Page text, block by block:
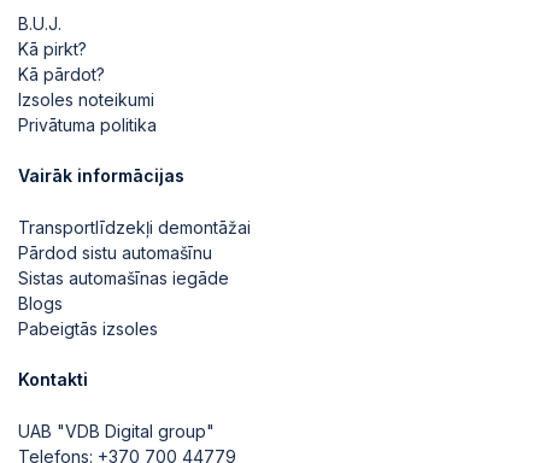
B.U.J.
Kā pirkt?
Kā pārdot?
Izsoles noteikumi
Privātuma politika
Vairāk informācijas
Transportlīdzekļi demontāžai
Pārdod sistu automašīnu
Sistas automašīnas iegāde
Blogs
Pabeigtās izsoles
Kontakti
UAB "VDB Digital group"
Telefons: +370 700 44779